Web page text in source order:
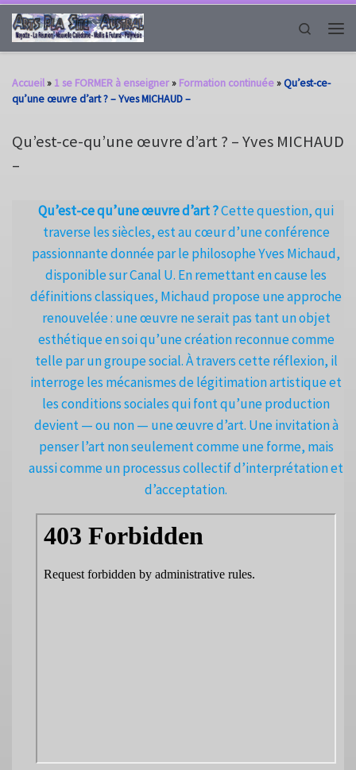
Passer au contenu
Search
Accueil» 1 se FORMER à enseigner» Formation continuée»Qu’est-ce-
qu’une œuvre d’art ? – Yves MICHAUD –
Qu’est-ce-qu’une œuvre d’art ? – Yves MICHAUD
–
Qu’est-ce qu’une œuvre d’art ?Cette question, qui
traverse les siècles, est au cœur d’une conférence
passionnante donnée par le philosophe Yves Michaud,
disponible sur Canal U. En remettant en cause les
définitions classiques, Michaud propose une approche
renouvelée : une œuvre ne serait pas tant un objet
esthétique en soi qu’une création reconnue comme
telle par un groupe social. À travers cette réflexion, il
interroge les mécanismes de légitimation artistique et
les conditions sociales qui font qu’une production
devient — ou non — une œuvre d’art. Une invitation à
penser l’art non seulement comme une forme, mais
aussi comme un processus collectif d’interprétation et
d’acceptation.